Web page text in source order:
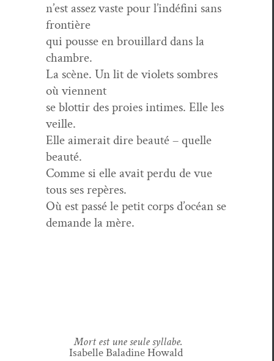
n’est assez vaste pour l’indéfini sans
frontière
qui pousse en brouil­lard dans la
chambre.
La scène. Un lit de vio­lets som­bres
où viennent
se blot­tir des proies intimes. Elle les
veille.
Elle aimerait dire beauté – quelle
beauté.
Comme si elle avait per­du de vue
tous ses repères.
Où est passé le petit corps d’océan se
demande la mère.
Mort est une seule syllabe.
Isabelle Bal­a­dine Howald